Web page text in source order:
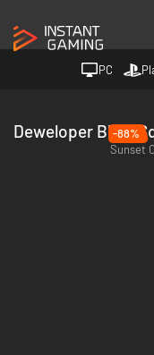
PC
Deweloper Blind
-88%